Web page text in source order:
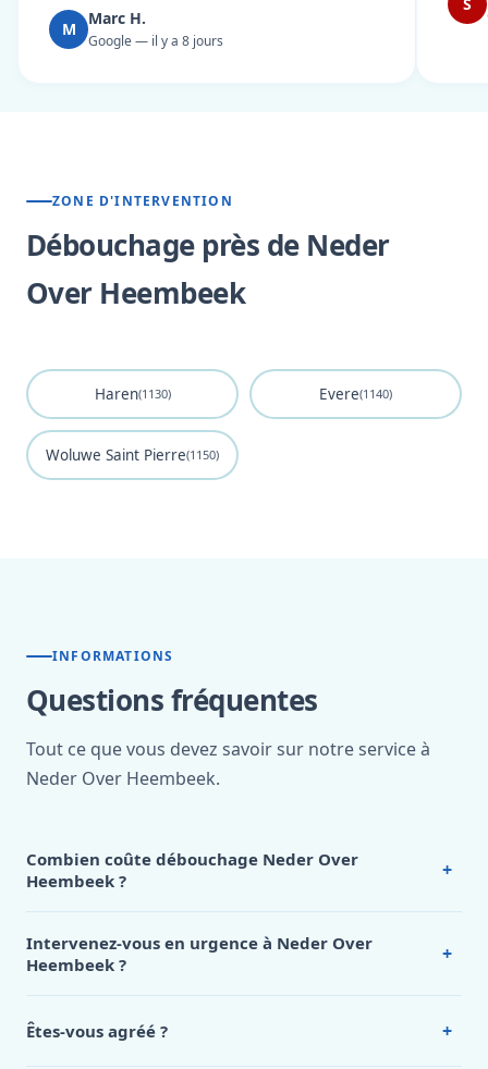
M
Marc H.
Google — il y a 8 jours
ZONE D'INTERVENTION
Débouchage près de Neder
Over Heembeek
Haren(1130) Evere(1140)
Woluwe Saint Pierre(1150)
INFORMATIONS
Questions fréquentes
Tout ce que vous devez savoir sur notre service à
Neder Over Heembeek.
Combien coûte débouchage Neder Over
Heembeek ?
+
Over Heembeek, appelez le 0472 53 24 26.
Intervenez-vous en urgence à Neder Over
Heembeek ?
+
Êtes-vous agréé ? +